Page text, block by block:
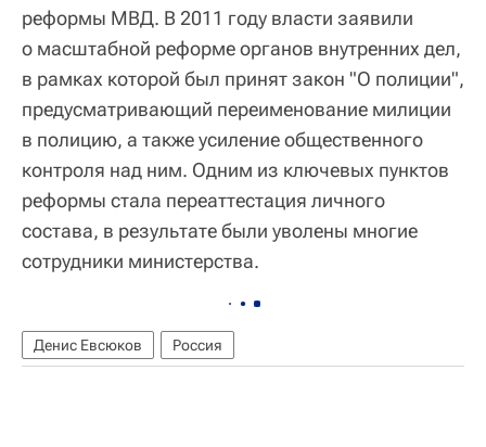
реформы МВД. В 2011 году власти заявили
о масштабной реформе органов внутренних дел,
в рамках которой был принят закон "О полиции",
предусматривающий переименование милиции
в полицию, а также усиление общественного
контроля над ним. Одним из ключевых пунктов
реформы стала переаттестация личного
состава, в результате были уволены многие
сотрудники министерства.
Денис Евсюков Россия